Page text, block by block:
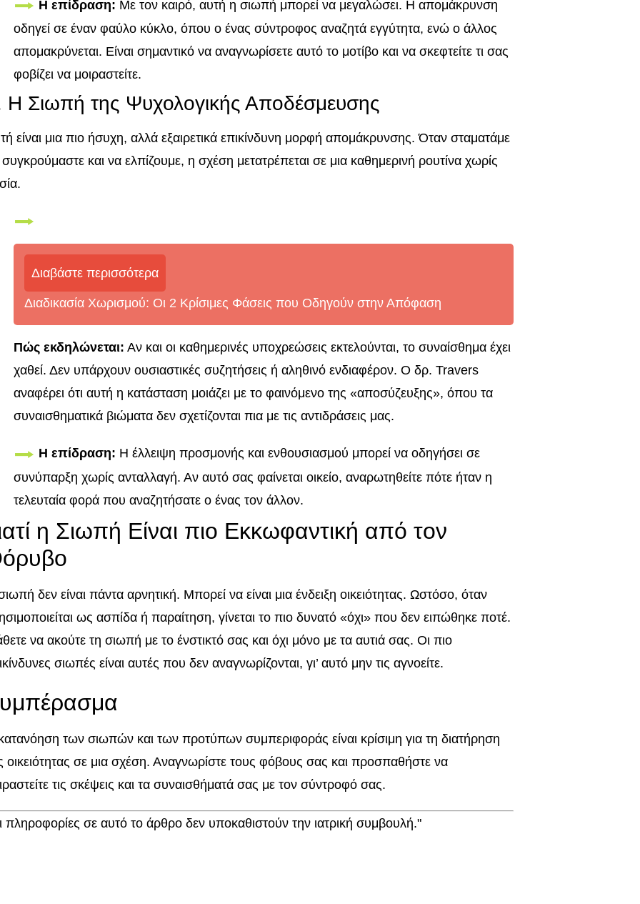
Η επίδραση: Με τον καιρό, αυτή η σιωπή μπορεί να μεγαλώσει. Η απομάκρυνση
οδηγεί σε έναν φαύλο κύκλο, όπου ο ένας σύντροφος αναζητά εγγύτητα, ενώ ο άλλος
απομακρύνεται. Είναι σημαντικό να αναγνωρίσετε αυτό το μοτίβο και να σκεφτείτε τι σας
φοβίζει να μοιραστείτε.
Η Σιωπή της Ψυχολογικής Αποδέσμευσης
είναι μια πιο ήσυχη, αλλά εξαιρετικά επικίνδυνη μορφή απομάκρυνσης. Όταν σταματάμε
και να ελπίζουμε, η σχέση μετατρέπεται σε μια καθημερινή ρουτίνα χωρίς
Διαβάστε περισσότερα
Διαδικασία Χωρισμού: Οι 2 Κρίσιμες Φάσεις που Οδηγούν στην Απόφαση
Πώς εκδηλώνεται: Αν και οι καθημερινές υποχρεώσεις εκτελούνται, το συναίσθημα έχει
χαθεί. Δεν υπάρχουν ουσιαστικές συζητήσεις ή αληθινό ενδιαφέρον. Ο δρ. Travers
αναφέρει ότι αυτή η κατάσταση μοιάζει με το φαινόμενο της «αποσύζευξης», όπου τα
συναισθηματικά βιώματα δεν σχετίζονται πια με τις αντιδράσεις μας.
Η επίδραση: Η έλλειψη προσμονής και ενθουσιασμού μπορεί να οδηγήσει σε
συνύπαρξη χωρίς ανταλλαγή. Αν αυτό σας φαίνεται οικείο, αναρωτηθείτε πότε ήταν η
τελευταία φορά που αναζητήσατε ο ένας τον άλλον.
η Σιωπή Είναι πιο Εκκωφαντική από τον
δεν είναι πάντα αρνητική. Μπορεί να είναι μια ένδειξη οικειότητας. Ωστόσο, όταν
ως ασπίδα ή παραίτηση, γίνεται το πιο δυνατό «όχι» που δεν ειπώθηκε ποτέ.
να ακούτε τη σιωπή με το ένστικτό σας και όχι μόνο με τα αυτιά σας. Οι πιο
σιωπές είναι αυτές που δεν αναγνωρίζονται, γι’ αυτό μην τις αγνοείτε.
των σιωπών και των προτύπων συμπεριφοράς είναι κρίσιμη για τη διατήρηση
οικειότητας σε μια σχέση. Αναγνωρίστε τους φόβους σας και προσπαθήστε να
τις σκέψεις και τα συναισθήματά σας με τον σύντροφό σας.
πληροφορίες σε αυτό το άρθρο δεν υποκαθιστούν την ιατρική συμβουλή."